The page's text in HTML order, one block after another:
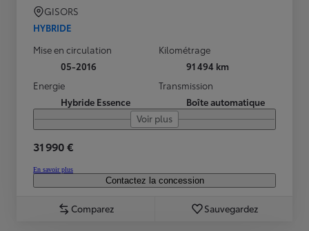
GISORS
HYBRIDE
Mise en circulation
05-2016
Kilométrage
91 494 km
Energie
Hybride Essence
Transmission
Boîte automatique
Voir plus
31 990 €
En savoir plus
Contactez la concession
Comparez Sauvegardez